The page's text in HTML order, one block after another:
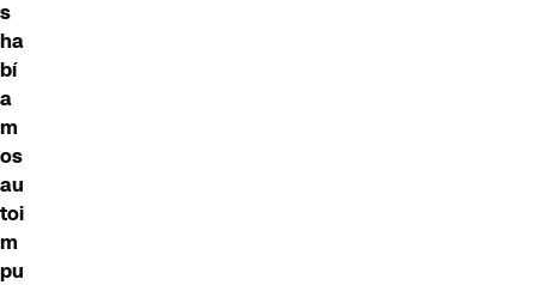
s
ha
bí
a
m
os
au
toi
m
pu